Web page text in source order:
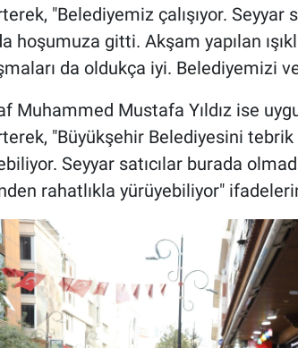
"Belediyemiz çalışıyor. Seyyar
hoşumuza gitti. Akşam yapılan
da oldukça iyi. Belediyemizi
Muhammed Mustafa Yıldız ise
"Büyükşehir Belediyesini
Seyyar satıcılar burada
rahatlıkla yürüyebiliyor"